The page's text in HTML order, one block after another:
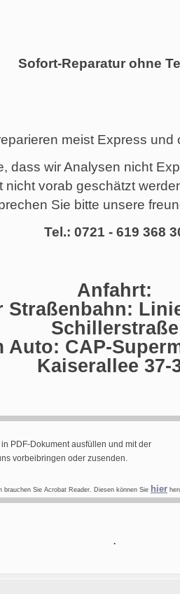
Sofort-Reparatur ohne
meist Express und
dass wir Analysen nicht
nicht vorab geschätzt
Sie bitte unsere
Tel.: 0721 - 619 368
Anfahrt:
Straßenbahn:
Schillerstraße
Auto: CAP-
Kaiserallee 37-
PDF-Dokument ausfüllen und mit der
vorbeibringen oder zusenden.
Sie Acrobat Reader. Diesen können Sie hier
.